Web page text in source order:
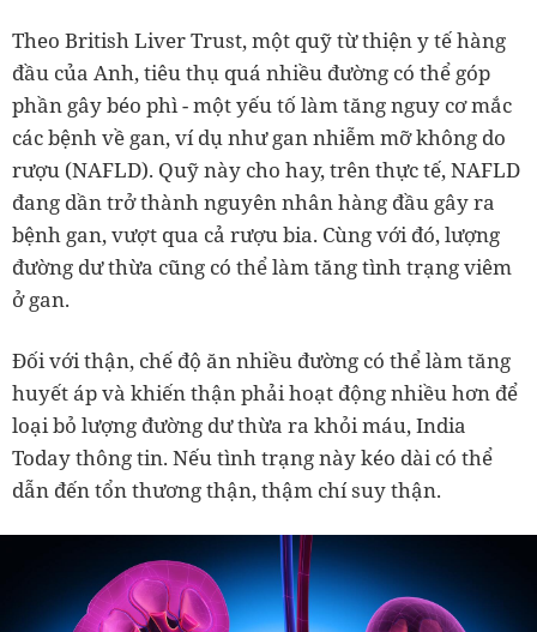
Theo British Liver Trust, một quỹ từ thiện y tế hàng
đầu của Anh, tiêu thụ quá nhiều đường có thể góp
phần gây béo phì - một yếu tố làm tăng nguy cơ mắc
các bệnh về gan, ví dụ như gan nhiễm mỡ không do
rượu (NAFLD). Quỹ này cho hay, trên thực tế, NAFLD
đang dần trở thành nguyên nhân hàng đầu gây ra
bệnh gan, vượt qua cả rượu bia. Cùng với đó, lượng
đường dư thừa cũng có thể làm tăng tình trạng viêm
ở gan.
Đối với thận, chế độ ăn nhiều đường có thể làm tăng
huyết áp và khiến thận phải hoạt động nhiều hơn để
loại bỏ lượng đường dư thừa ra khỏi máu, India
Today thông tin. Nếu tình trạng này kéo dài có thể
dẫn đến tổn thương thận, thậm chí suy thận.